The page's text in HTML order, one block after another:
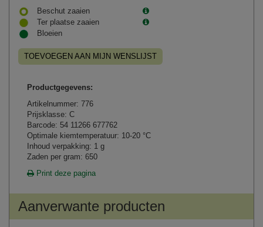
Beschut zaaien
Ter plaatse zaaien
Bloeien
TOEVOEGEN AAN MIJN WENSLIJST
Productgegevens:
Artikelnummer: 776
Prijsklasse: C
Barcode: 54 11266 677762
Optimale kiemtemperatuur: 10-20 °C
Inhoud verpakking: 1 g
Zaden per gram: 650
Print deze pagina
Aanverwante producten